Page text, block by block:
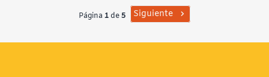
Página 1 de5 Siguiente